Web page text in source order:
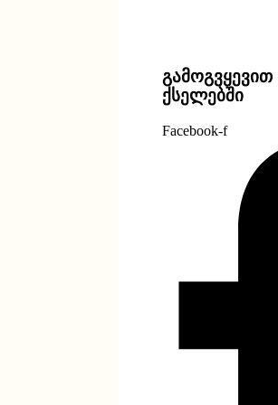
გამოგვყევით
ქსელებში
Facebook-f